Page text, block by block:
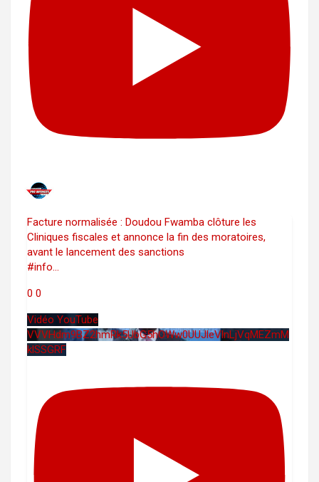
Facture normalisée : Doudou Fwamba clôture les
Cliniques fiscales et annonce la fin des moratoires,
avant le lancement des sanctions
#info...
0 0
Vidéo YouTube
VVVHdm9BZ2hmRk5UbG5hOWw0UUJleVlnLjVqMEZmM
klSSGRF